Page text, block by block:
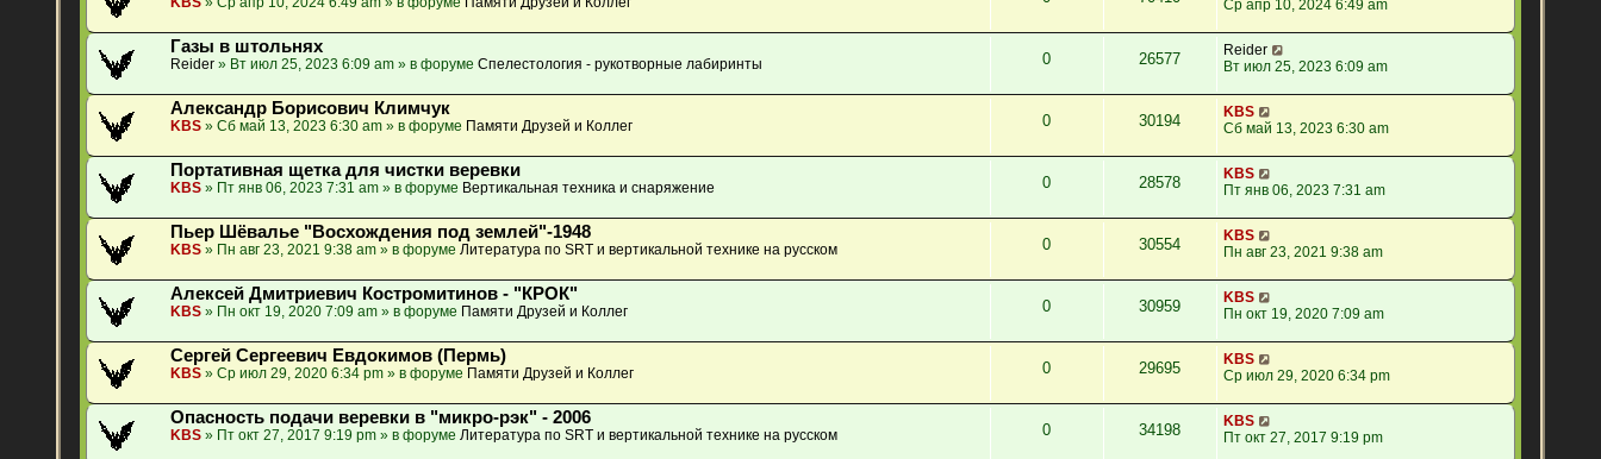
Ср апр 10, 2024 6:49 am
Газы в штольнях
Reider » Вт июл 25, 2023 6:09 am » в форумеСпелестология - рукотворные лабиринты 0 26577
Reider
Вт июл 25, 2023 6:09 am
Александр Борисович Климчук
KBS » Сб май 13, 2023 6:30 am » в форуме Памяти Друзей и Коллег 0 30194
KBS
Сб май 13, 2023 6:30 am
Портативная щетка для чистки веревки
KBS » Пт янв 06, 2023 7:31 am » в форуме Вертикальная техника и снаряжение 0 28578
KBS
Пт янв 06, 2023 7:31 am
Пьер Шёвалье "Восхождения под землей"-1948
KBS » Пн авг 23, 2021 9:38 am » в форуме Литература по SRT и вертикальной технике на русском 0 30554
KBS
Пн авг 23, 2021 9:38 am
Алексей Дмитриевич Костромитинов - "КРОК"
KBS » Пн окт 19, 2020 7:09 am » в форуме Памяти Друзей и Коллег 0 30959
KBS
Пн окт 19, 2020 7:09 am
Сергей Сергеевич Евдокимов (Пермь)
KBS » Ср июл 29, 2020 6:34 pm » в форуме Памяти Друзей и Коллег 0 29695
KBS
Ср июл 29, 2020 6:34 pm
Опасность подачи веревки в "микро-рэк" - 2006
KBS » Пт окт 27, 2017 9:19 pm » в форуме Литература по SRT и вертикальной технике на русском 0 34198
KBS
Пт окт 27, 2017 9:19 pm